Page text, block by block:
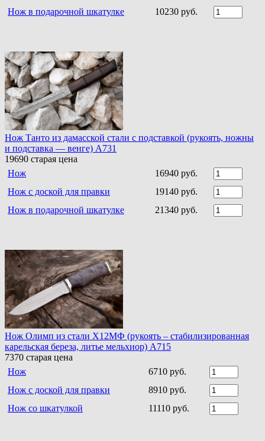
Нож в подарочной шкатулке 10230 руб.
Нож Танто из дамасской стали c подставкой (рукоять, ножны
и подставка — венге) A731
19690 старая цена
Нож
16940 руб.
Нож с доской для правки
19140 руб.
Нож в подарочной шкатулке
21340 руб.
Нож Олимп из стали Х12МФ (рукоять – стабилизированная
карельская береза, литье мельхиор) A715
7370 старая цена
Нож
6710 руб.
Нож с доской для правки
8910 руб.
Нож со шкатулкой
11110 руб.